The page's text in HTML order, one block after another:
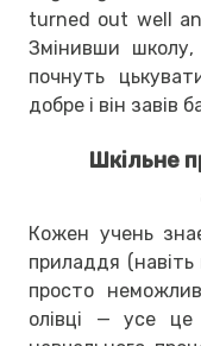
turned out well
Змінивши
почнуть
добре і він завів
Шкільне
Кожен учень
приладдя (навіть
просто
олівці — усе це